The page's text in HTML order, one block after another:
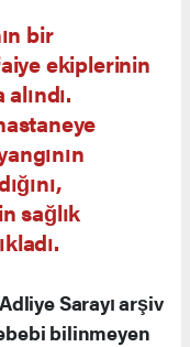
bir
ekiplerinin
sağlık
Sarayı arşiv
bilinmeyen